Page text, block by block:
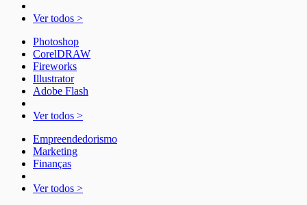
Ver todos >
Photoshop
CorelDRAW
Fireworks
Illustrator
Adobe Flash
Ver todos >
Empreendedorismo
Marketing
Finanças
Ver todos >